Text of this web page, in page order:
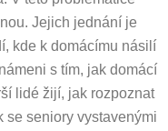
Jejich jednání je
kde k domácímu násilí
s tím, jak domácí
lidé žijí, jak rozpoznat
se seniory vystavenými